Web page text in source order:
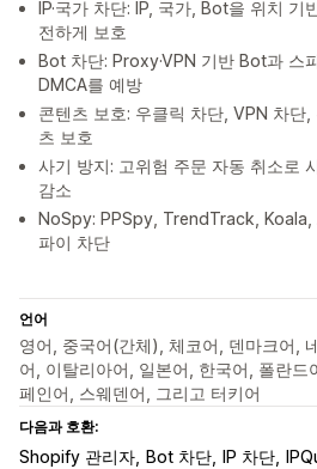
IP·국가 차단: IP, 국가, Bot을 위치
전하게 보호
Bot 차단: Proxy·VPN 기반 Bot과 스
DMCA를 예방
콘텐츠 보호: 우클릭 차단, VPN 차단
츠 보호
사기 방지: 고위험 주문 자동 취소로
감소
NoSpy: PPSpy, TrendTrack,
파이 차단
언어
영어, 중국어(간체), 체코어, 덴마크어,
어, 이탈리아어, 일본어, 한국어, 폴란
페인어, 스웨덴어, 그리고 터키어
다음과 호환:
Shopify 관리자 Bot 차단 IP 차단